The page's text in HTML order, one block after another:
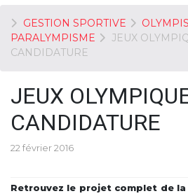
GESTION SPORTIVE
PARALYMPISME
JEUX
CANDIDATURE
JEUX
CANDIDATURE
22 février 2016
Retrouvez le projet complet de